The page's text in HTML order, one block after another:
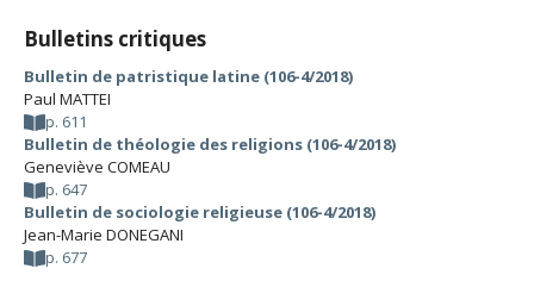
Bulletins critiques
Bulletin de patristique latine (106-4/2018)
Paul MATTEI
p. 611
Bulletin de théologie des religions (106-4/2018)
Geneviève COMEAU
p. 647
Bulletin de sociologie religieuse (106-4/2018)
Jean-Marie DONEGANI
p. 677